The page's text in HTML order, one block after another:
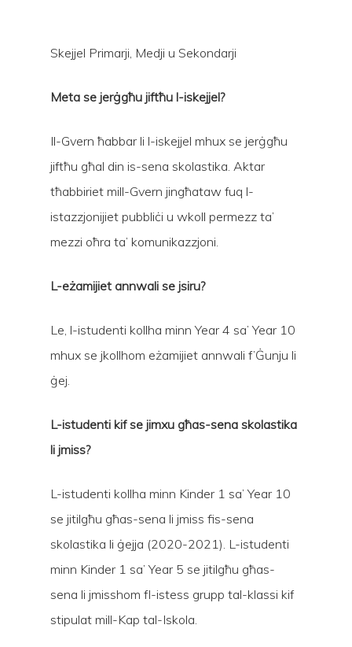
Skejjel Primarji, Medji u Sekondarji
Meta se jerġgħu jiftħu l-iskejjel?
Il-Gvern ħabbar li l-iskejjel mhux se jerġgħu
jiftħu għal din is-sena skolastika. Aktar
tħabbiriet mill-Gvern jingħataw fuq l-
istazzjonijiet pubbliċi u wkoll permezz ta’
mezzi oħra ta’ komunikazzjoni.
L-eżamijiet annwali se jsiru?
Le, l-istudenti kollha minn Year 4 sa’ Year 10
mhux se jkollhom eżamijiet annwali f’Ġunju li
ġej.
L-istudenti kif se jimxu għas-sena skolastika
li jmiss?
L-istudenti kollha minn Kinder 1 sa’ Year 10
se jitilgħu għas-sena li jmiss fis-sena
skolastika li ġejja (2020-2021). L-istudenti
minn Kinder 1 sa’ Year 5 se jitilgħu għas-
sena li jmisshom fl-istess grupp tal-klassi kif
stipulat mill-Kap tal-Iskola.